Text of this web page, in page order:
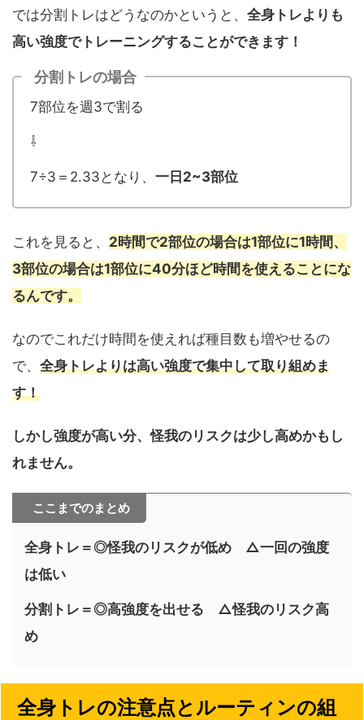
では分割トレはどうなのかというと、 全身トレよりも
高い強度でトレーニングすることができます！
分割トレの場合
7部位を週3で割る
⇩
7÷3＝2.33となり、 一日2~3部位
これを見ると、 2時間で2部位の場合は1部位に1時間、
3部位の場合は1部位に40分ほど時間を使えることにな
るんです。
なのでこれだけ時間を使えれば種目数も増やせるの
で、 全身トレよりは高い強度で集中して取り組めま
す！
しかし強度が高い分、怪我のリスクは少し高めかもし
れません。
ここまでのまとめ
全身トレ＝◎怪我のリスクが低め △一回の強度
は低い
分割トレ＝◎高強度を出せる △怪我のリスク高
め
全身トレの注意点とルーティンの組